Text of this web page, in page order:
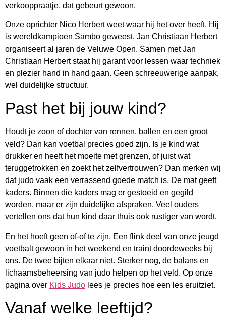
verkooppraatje, dat gebeurt gewoon.
Onze oprichter Nico Herbert weet waar hij het over heeft. Hij
is wereldkampioen Sambo geweest. Jan Christiaan Herbert
organiseert al jaren de Veluwe Open. Samen met Jan
Christiaan Herbert staat hij garant voor lessen waar techniek
en plezier hand in hand gaan. Geen schreeuwerige aanpak,
wel duidelijke structuur.
Past het bij jouw kind?
Houdt je zoon of dochter van rennen, ballen en een groot
veld? Dan kan voetbal precies goed zijn. Is je kind wat
drukker en heeft het moeite met grenzen, of juist wat
teruggetrokken en zoekt het zelfvertrouwen? Dan merken wij
dat judo vaak een verrassend goede match is. De mat geeft
kaders. Binnen die kaders mag er gestoeid en gegild
worden, maar er zijn duidelijke afspraken. Veel ouders
vertellen ons dat hun kind daar thuis ook rustiger van wordt.
En het hoeft geen of-of te zijn. Een flink deel van onze jeugd
voetbalt gewoon in het weekend en traint doordeweeks bij
ons. De twee bijten elkaar niet. Sterker nog, de balans en
lichaamsbeheersing van judo helpen op het veld. Op onze
pagina over Kids Judo lees je precies hoe een les eruitziet.
Vanaf welke leeftijd?